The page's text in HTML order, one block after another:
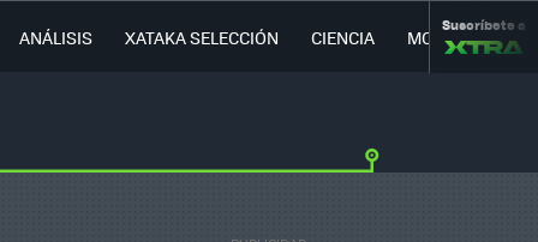
ANÁLISIS XATAKA SELECCIÓN CIENCIA MOVILIDAD
Suscríbete a